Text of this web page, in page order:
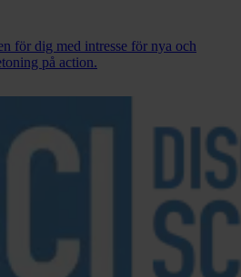
för dig med intresse för nya och
på action.